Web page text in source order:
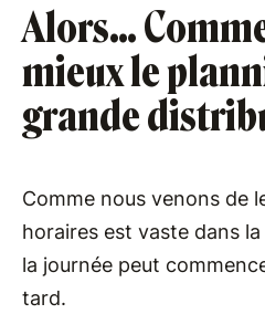
Alors…
mieux le
grande
Comme nous venons de
horaires est vaste dans
la journée peut
tard.